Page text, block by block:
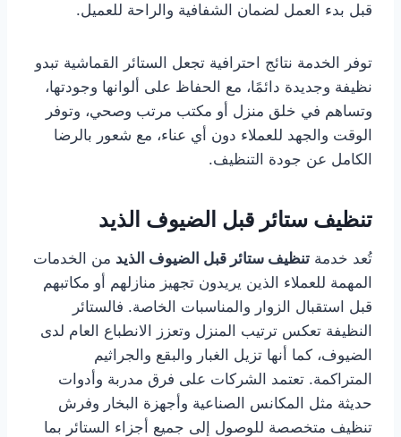
قبل بدء العمل لضمان الشفافية والراحة للعميل.
توفر الخدمة نتائج احترافية تجعل الستائر القماشية تبدو
نظيفة وجديدة دائمًا، مع الحفاظ على ألوانها وجودتها،
وتساهم في خلق منزل أو مكتب مرتب وصحي، وتوفر
الوقت والجهد للعملاء دون أي عناء، مع شعور بالرضا
الكامل عن جودة التنظيف.
تنظيف ستائر قبل الضيوف الذيد
تُعد خدمة تنظيف ستائر قبل الضيوف الذيد من الخدمات
المهمة للعملاء الذين يريدون تجهيز منازلهم أو مكاتبهم
قبل استقبال الزوار والمناسبات الخاصة. فالستائر
النظيفة تعكس ترتيب المنزل وتعزز الانطباع العام لدى
الضيوف، كما أنها تزيل الغبار والبقع والجراثيم
المتراكمة. تعتمد الشركات على فرق مدربة وأدوات
حديثة مثل المكانس الصناعية وأجهزة البخار وفرش
تنظيف متخصصة للوصول إلى جميع أجزاء الستائر بما